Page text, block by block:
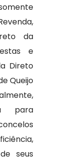
da
e
Direto
Queijo
para
seus